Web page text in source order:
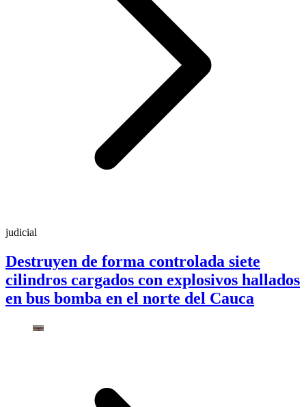
judicial
Destruyen de forma controlada siete
cilindros cargados con explosivos hallados
en bus bomba en el norte del Cauca